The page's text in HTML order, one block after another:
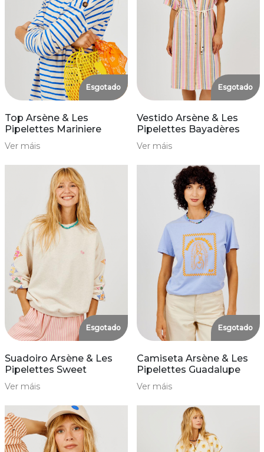
Esgotado
Top Arsène & Les
Pipelettes Mariniere
Ver máis
Esgotado
Vestido Arsène & Les
Pipelettes Bayadères
Ver máis
Esgotado
Suadoiro Arsène & Les
Pipelettes Sweet
Ver máis
Esgotado
Camiseta Arsène & Les
Pipelettes Guadalupe
Ver máis